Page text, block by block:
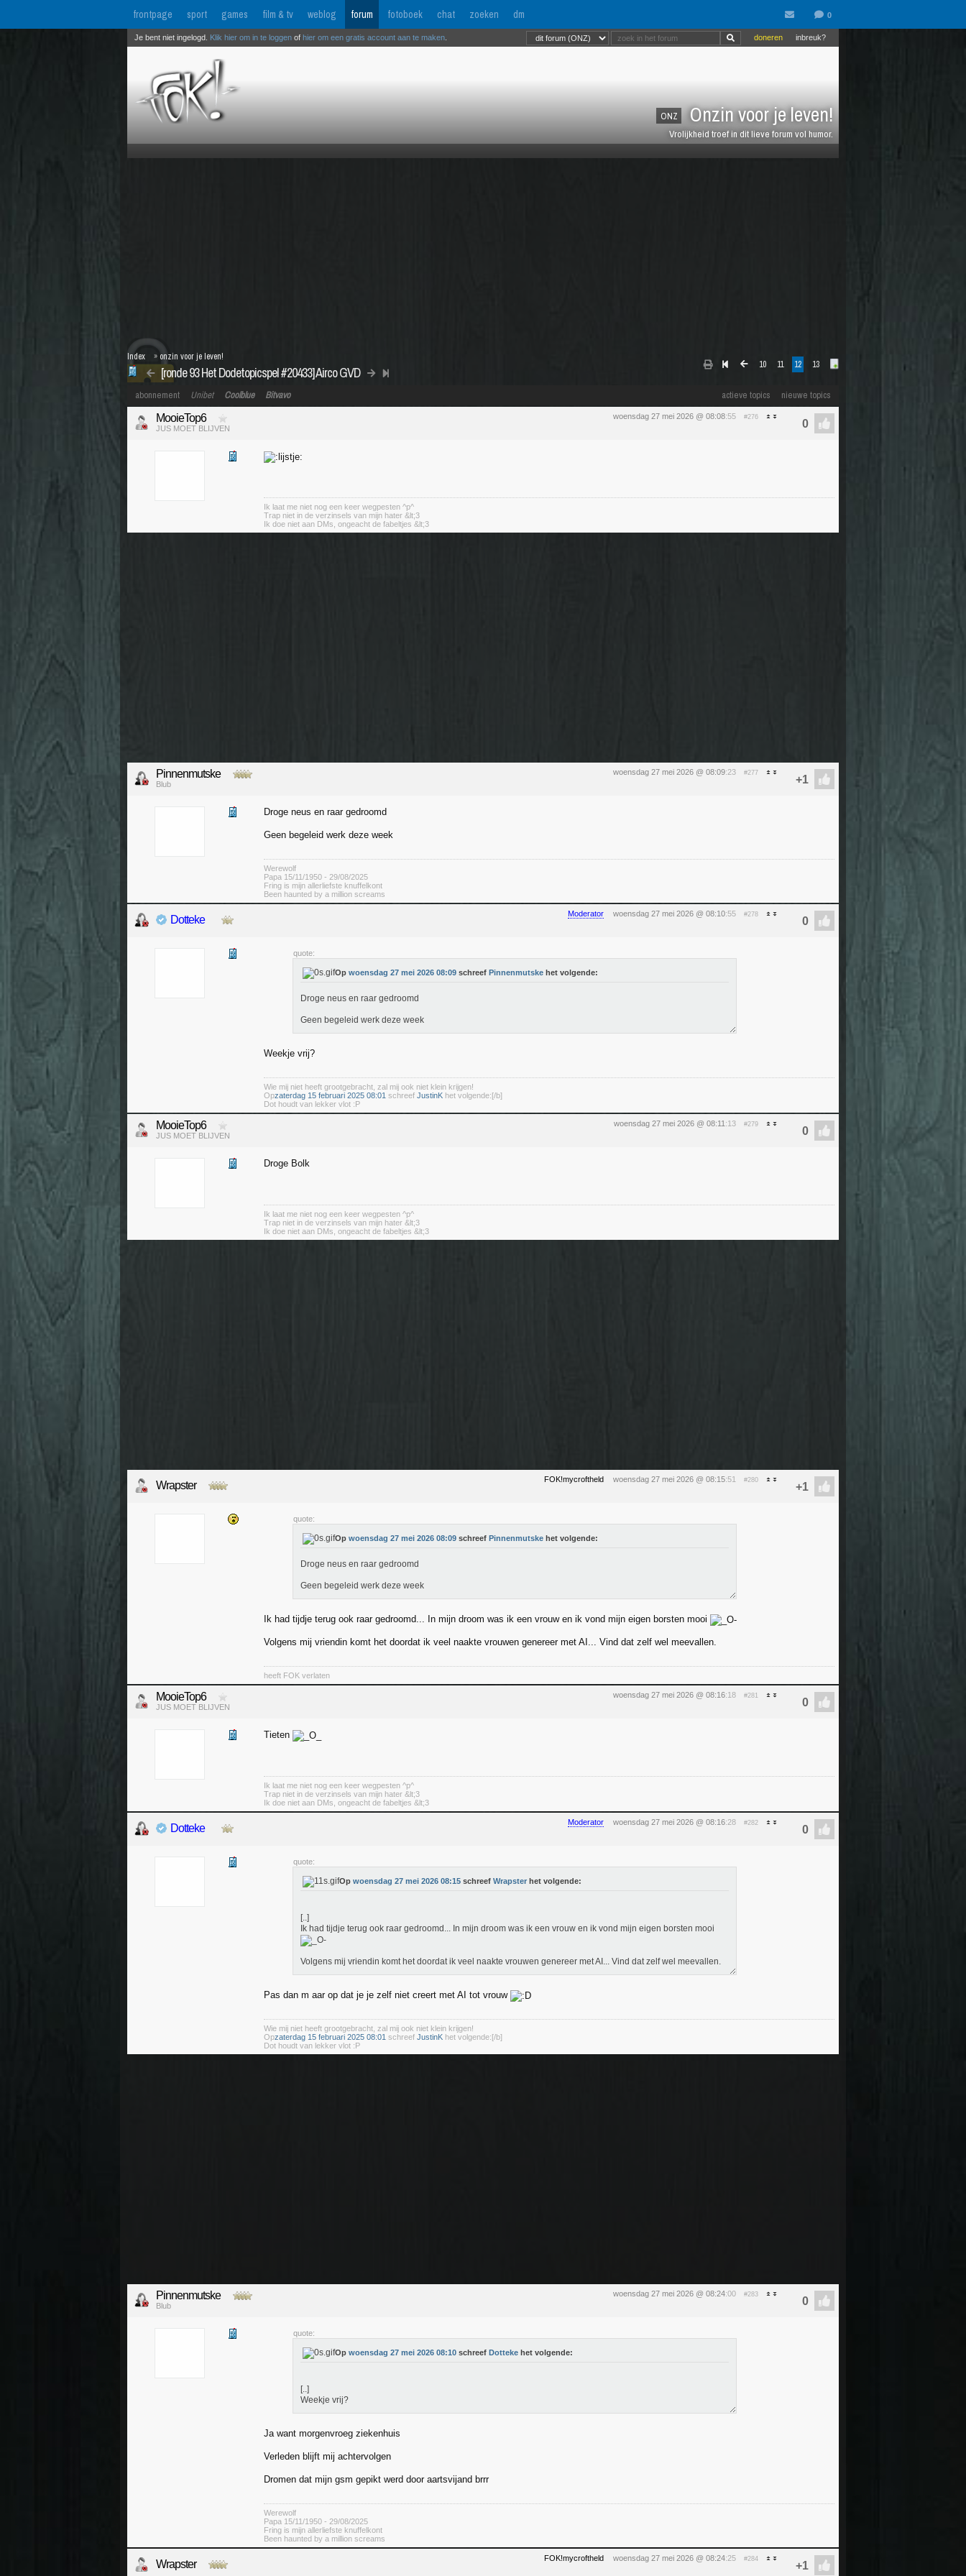
frontpage sport games film & tv weblog forum fotoboek chat zoeken dm
ONZ Onzin voor je leven!
Vrolijkheid troef in dit lieve forum vol humor.
inbreuk?
doneren
Je bent niet ingelogd. Klik hier om in te loggen of hier om een gratis account aan te maken
10 11 12 13
[ronde 93 Het Dodetopicspel #20433] Airco GVD
Index » onzin voor je leven!
actieve topics nieuwe topics
abonnement Unibet Coolblue Bitvavo
woensdag 27 mei 2026 @ 08:08:55 #276
MooieTop6
JUS MOET BLIJVEN
Ik laat me niet nog een keer wegpesten ^p^
Trap niet in de verzinsels van mijn hater &lt;3
Ik doe niet aan DMs, ongeacht de fabeltjes &lt;3
woensdag 27 mei 2026 @ 08:09:23 #277
Pinnenmutske
Blub
Droge neus en raar gedroomd
Geen begeleid werk deze week
Werewolf
Papa 15/11/1950 - 29/08/2025
Fring is mijn allerliefste knuffelkont
Been haunted by a million screams
Moderator woensdag 27 mei 2026 @ 08:10:55 #278
Dotteke
quote:
Op woensdag 27 mei 2026 08:09 schreef Pinnenmutske het volgende:
Droge neus en raar gedroomd
Geen begeleid werk deze week
Weekje vrij?
Wie mij niet heeft grootgebracht, zal mij ook niet klein krijgen!
Opzaterdag 15 februari 2025 08:01 schreef JustinK het volgende:[/b]
Dot houdt van lekker vlot :P
woensdag 27 mei 2026 @ 08:11 :13 #279
MooieTop6
JUS MOET BLIJVEN
Droge Bolk
Ik laat me niet nog een keer wegpesten ^p^
Trap niet in de verzinsels van mijn hater &lt;3
Ik doe niet aan DMs, ongeacht de fabeltjes &lt;3
FOK!mycroftheld woensdag 27 mei 2026 @ 08:15:51 #280
Wrapster
quote:
Op woensdag 27 mei 2026 08:09 schreef Pinnenmutske het volgende:
Droge neus en raar gedroomd
Geen begeleid werk deze week
Ik had tijdje terug ook raar gedroomd... In mijn droom was ik een vrouw en ik vond mijn eigen borsten mooi
Volgens mij vriendin komt het doordat ik veel naakte vrouwen genereer met AI... Vind dat zelf wel meevallen.
heeft FOK verlaten
woensdag 27 mei 2026 @ 08:16:18 #281
MooieTop6
JUS MOET BLIJVEN
Tieten
Ik laat me niet nog een keer wegpesten ^p^
Trap niet in de verzinsels van mijn hater &lt;3
Ik doe niet aan DMs, ongeacht de fabeltjes &lt;3
Moderator woensdag 27 mei 2026 @ 08:16:28 #282
Dotteke
quote:
Op woensdag 27 mei 2026 08:15 schreef Wrapster het volgende:
[..]
Ik had tijdje terug ook raar gedroomd... In mijn droom was ik een vrouw en ik vond mijn eigen borsten mooi
Volgens mij vriendin komt het doordat ik veel naakte vrouwen genereer met AI... Vind dat zelf wel meevallen.
Pas dan m aar op dat je je zelf niet creert met AI tot vrouw
Wie mij niet heeft grootgebracht, zal mij ook niet klein krijgen!
Opzaterdag 15 februari 2025 08:01 schreef JustinK het volgende:[/b]
Dot houdt van lekker vlot :P
woensdag 27 mei 2026 @ 08:24:00 #283
Pinnenmutske
Blub
quote:
Op woensdag 27 mei 2026 08:10 schreef Dotteke het volgende:
[..]
Weekje vrij?
Ja want morgenvroeg ziekenhuis
Verleden blijft mij achtervolgen
Dromen dat mijn gsm gepikt werd door aartsvijand brrr
Werewolf
Papa 15/11/1950 - 29/08/2025
Fring is mijn allerliefste knuffelkont
Been haunted by a million screams
FOK!mycroftheld woensdag 27 mei 2026 @ 08:24:25 #284
Wrapster